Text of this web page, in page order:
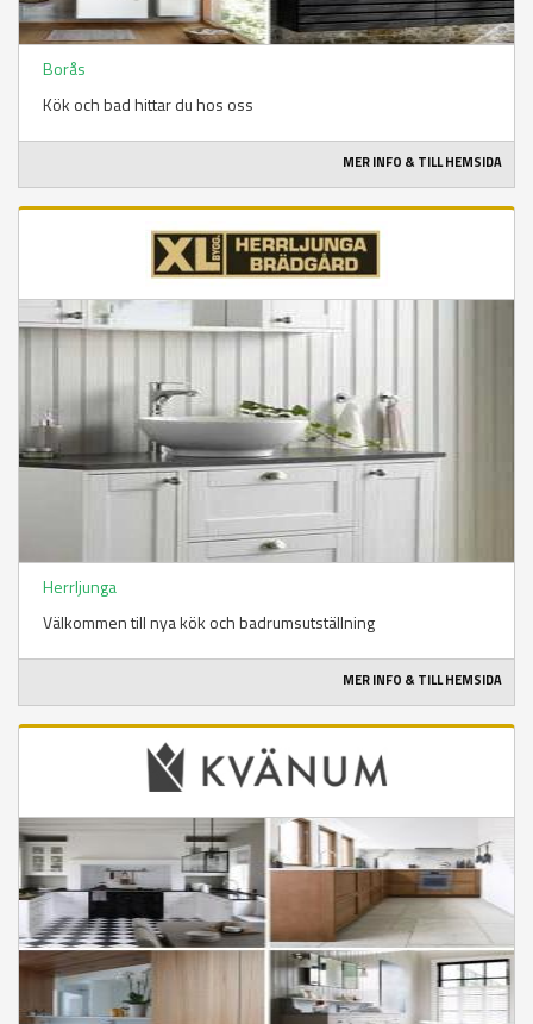
Borås
Kök och bad hittar du hos oss
MER INFO & TILL HEMSIDA
Herrljunga
Välkommen till nya kök och badrumsutställning
MER INFO & TILL HEMSIDA